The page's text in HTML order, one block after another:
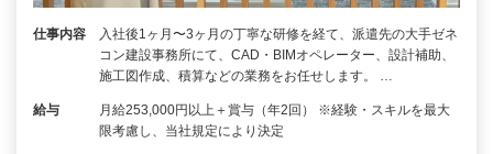
仕事内容
入社後1ヶ月〜3ヶ月の丁寧な研修を経て、派遣先の大手ゼネ
コン建設事務所にて、CAD・BIMオペレーター、設計補助、
施工図作成、積算などの業務をお任せします。 …
給与
月給253,000円以上＋賞与（年2回） ※経験・スキルを最大
限考慮し、当社規定により決定